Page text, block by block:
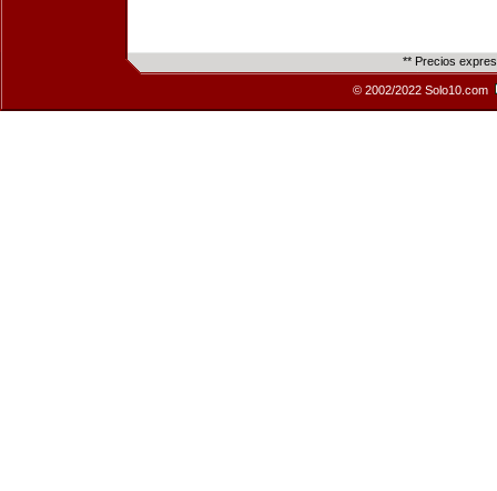
** Precios
© 2002/2022 Solo10.com